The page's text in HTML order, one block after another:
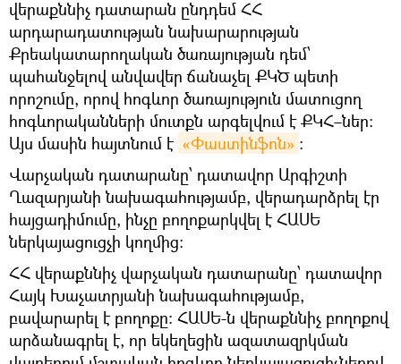
վերաքննիչ դատարան ընդդեմ ՀՀ
արդարադատության նախարարության
Քրեակատարողական ծառայության դեմ՝
պահանջելով անվավեր ճանաչել ՔԿԾ պետի
որոշումը, որով հոգևոր ծառայություն մատուցող
հոգևորականների մուտքն արգելվում է ՔԿՀ–ներ։
Այս մասին հայտնում է «Փաստինֆոն» ։
Վարչական դատարանը՝ դատավոր Արգիշտի
Ղազարյանի նախագահությամբ, վերադարձրել էր
հայցադիմումը, ինչը բողոքարկվել է ՀԱՍԵ
ներկայացուցչի կողմից։
ՀՀ վերաքննիչ վարչական դատարանը՝ դատավոր
Հայկ Խաչատրյանի նախագահությամբ,
բավարարել է բողոքը։ ՀԱՍԵ-ն վերաքննիչ բողոքով
արձանագրել է, որ եկեղեցին ազատազրկման